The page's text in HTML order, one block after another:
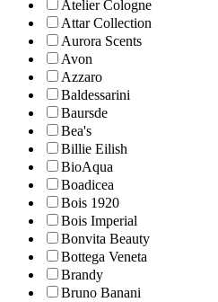
Atelier Cologne
Attar Collection
Aurora Scents
Avon
Azzaro
Baldessarini
Baursde
Bea's
Billie Eilish
BioAqua
Boadicea
Bois 1920
Bois Imperial
Bonvita Beauty
Bottega Veneta
Brandy
Bruno Banani